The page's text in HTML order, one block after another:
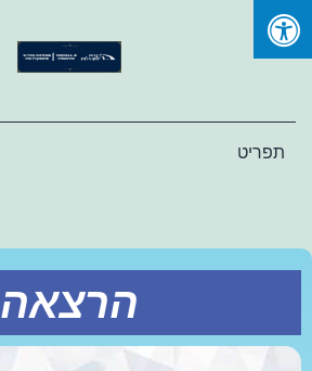
Skip
תפריט
הרצאה